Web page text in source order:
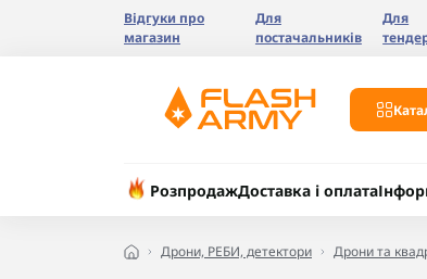
Відгуки про
магазин
Для
постачальників
Для
РозпродажДоставка і оплата
Дрони, РЕБИ, детектори Дрони та